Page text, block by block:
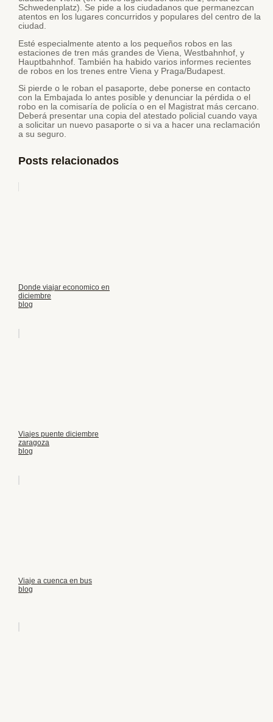
Schwedenplatz). Se pide a los ciudadanos que permanezcan
atentos en los lugares concurridos y populares del centro de la
ciudad.
Esté especialmente atento a los pequeños robos en las
estaciones de tren más grandes de Viena, Westbahnhof, y
Hauptbahnhof. También ha habido varios informes recientes
de robos en los trenes entre Viena y Praga/Budapest.
Si pierde o le roban el pasaporte, debe ponerse en contacto
con la Embajada lo antes posible y denunciar la pérdida o el
robo en la comisaría de policía o en el Magistrat más cercano.
Deberá presentar una copia del atestado policial cuando vaya
a solicitar un nuevo pasaporte o si va a hacer una reclamación
a su seguro.
Posts relacionados
Donde viajar economico en
diciembre
blog
Viajes puente diciembre
zaragoza
blog
Viaje a cuenca en bus
blog